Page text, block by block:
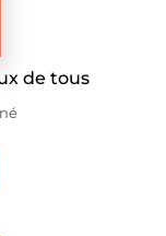
de tous